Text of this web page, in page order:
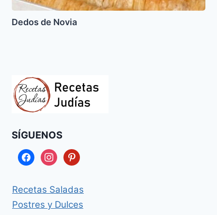
Dedos de Novia
SÍGUENOS
facebookinstagrampinterest
Recetas Saladas
Postres y Dulces